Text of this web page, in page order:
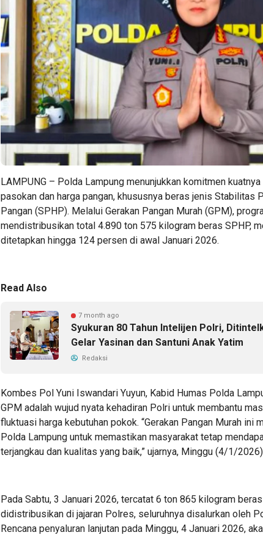
LAMPUNG – Polda Lampung menunjukkan komitmen
pasokan dan harga pangan, khususnya beras jenis Stabilitas
Pangan (SPHP). Melalui Gerakan Pangan Murah (GPM),
mendistribusikan total 4.890 ton 575 kilogram beras SPHP,
ditetapkan hingga 124 persen di awal Januari 2026.
Read Also
7 month ago
Syukuran 80 Tahun Intelijen Polri,
Gelar Yasinan dan Santuni Anak Yatim
Redaksi
Kombes Pol Yuni Iswandari Yuyun, Kabid Humas Polda
GPM adalah wujud nyata kehadiran Polri untuk membantu
fluktuasi harga kebutuhan pokok. “Gerakan Pangan Murah ini
Polda Lampung untuk memastikan masyarakat tetap
terjangkau dan kualitas yang baik,” ujarnya, Minggu (4/1/
Pada Sabtu, 3 Januari 2026, tercatat 6 ton 865 kilogram
didistribusikan di jajaran Polres, seluruhnya disalurkan oleh
Rencana penyaluran lanjutan pada Minggu, 4 Januari 2026,